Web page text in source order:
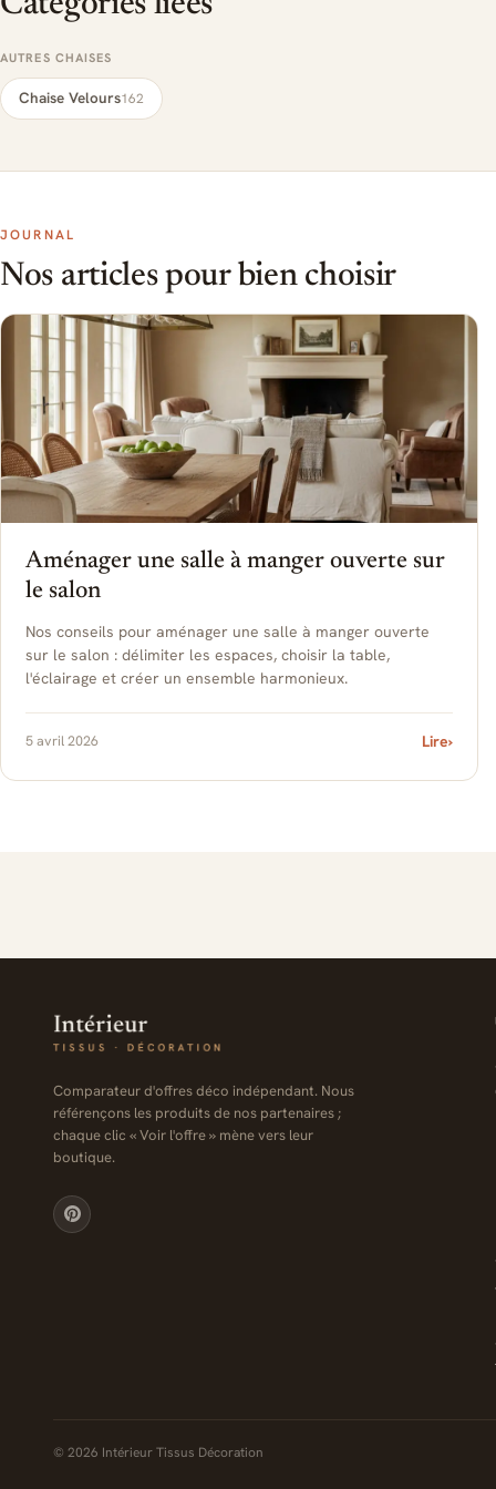
AUTRES CHAISES
Chaise Velours162
JOURNAL
Nos articles pour bien choisir
Aménager une salle à manger ouverte sur
le salon
Nos conseils pour aménager une salle à manger ouverte
sur le salon : délimiter les espaces, choisir la table,
l'éclairage et créer un ensemble harmonieux.
5 avril 2026 Lire›
Comparateur d'offres déco indépendant. Nous
référençons les produits de nos partenaires ;
chaque clic « Voir l'offre » mène vers leur
boutique.
© 2026 Intérieur Tissus Décoration